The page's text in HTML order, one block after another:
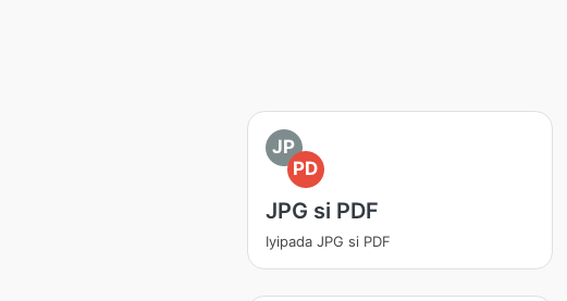
JP
PD
JPG si PDF
Iyipada JPG si PDF